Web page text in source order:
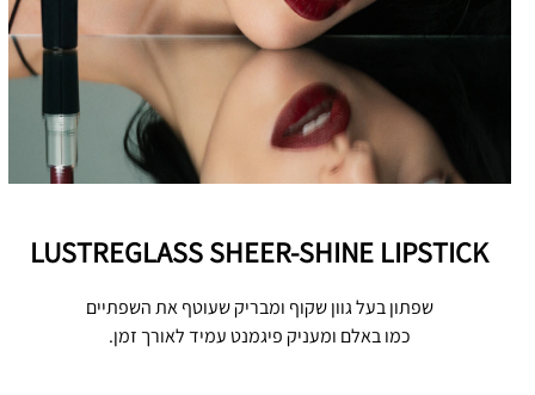
LUSTREGLASS SHEER-SHINE LIPSTICK
שפתון בעל גוון שקוף ומבריק שעוטף את השפתיים
כמו באלם ומעניק פיגמנט עמיד לאורך זמן.